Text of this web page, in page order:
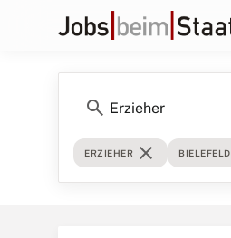
search
ERZIEHER close BIELEFELD